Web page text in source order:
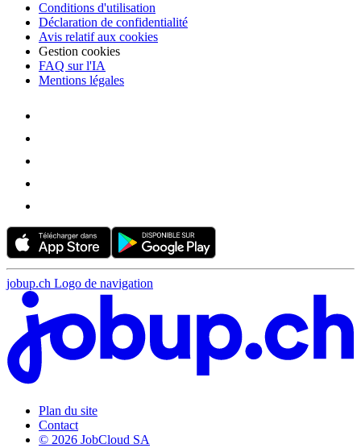
Conditions d'utilisation
Déclaration de confidentialité
Avis relatif aux cookies
Gestion cookies
FAQ sur l'IA
Mentions légales
jobup.ch Logo de navigation
Plan du site
Contact
© 2026 JobCloud SA